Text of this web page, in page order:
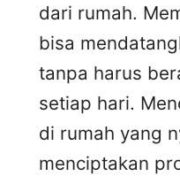
dari rumah.
bisa
tanpa harus
setiap hari.
di rumah yang
menciptakan